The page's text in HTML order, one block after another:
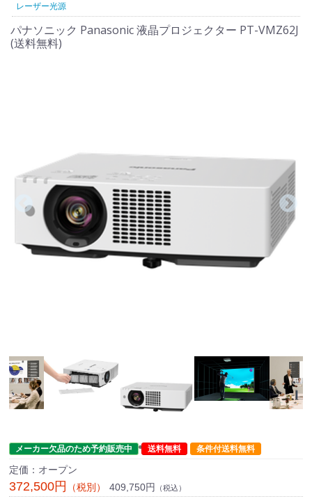
レーザー光源
パナソニック Panasonic 液晶プロジェクター PT-VMZ62J
(送料無料)
メーカー欠品のため予約販売中 送料無料 条件付送料無料
定価：オープン
372,500円 （税別） 409,750円 （税込）